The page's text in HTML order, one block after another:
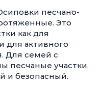
песчано-
Это
как для
для активного
Для семей с
песчаные участки,
и безопасный.